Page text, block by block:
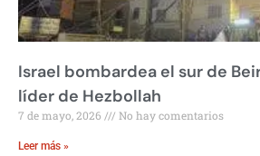
Israel bombardea el sur de
líder de Hezbollah
7 de mayo, 2026 No hay comentarios
Leer más »